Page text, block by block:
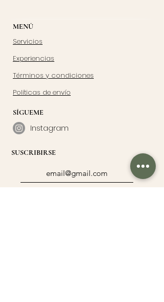
MENÚ
Servicios
Experiencias
Términos y condiciones
Políticas de envío
SÍGUEME
Instagram
SUSCRIBIRSE